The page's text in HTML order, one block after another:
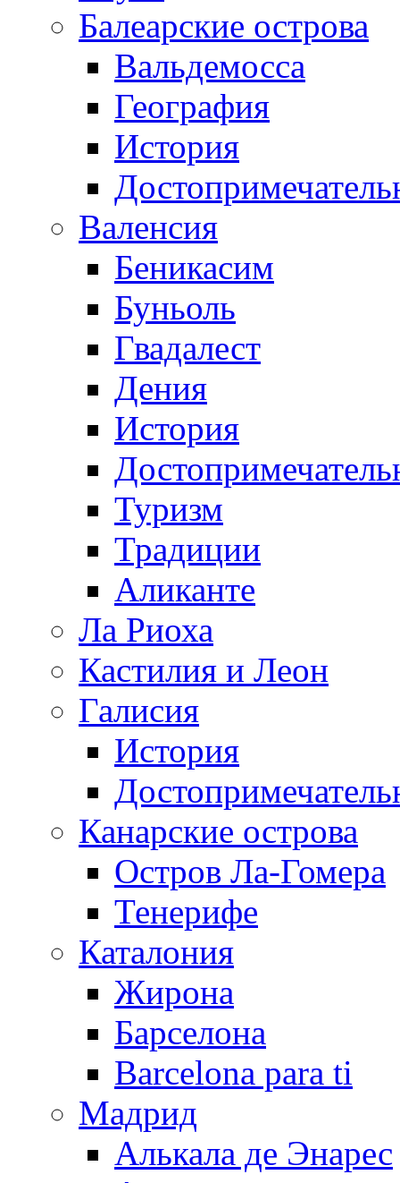
Балеарские острова
Вальдемосса
География
История
Валенсия
Беникасим
Буньоль
Гвадалест
Дения
История
Туризм
Традиции
Аликанте
Ла Риоха
Кастилия и Леон
Галисия
История
Канарские острова
Остров Ла-Гомера
Тенерифе
Каталония
Жирона
Барселона
Barcelona para ti
Мадрид
Алькала де Энарес